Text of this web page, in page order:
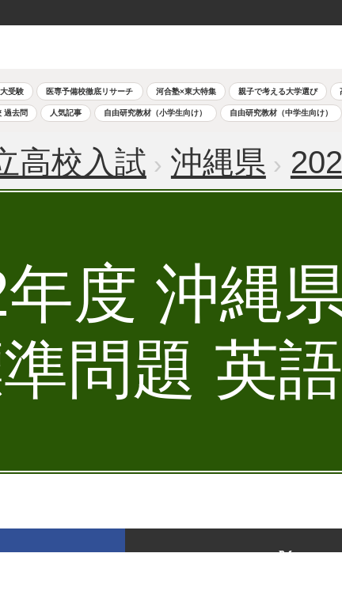
受験 医専予備校徹底リサーチ 河合塾×東大特集 親子で考える大学選び
過去問 人気記事 自由研究教材（小学生向け） 自由研究教材（中学生向け）
高校入試 沖縄県
度 沖縄
準問題 英